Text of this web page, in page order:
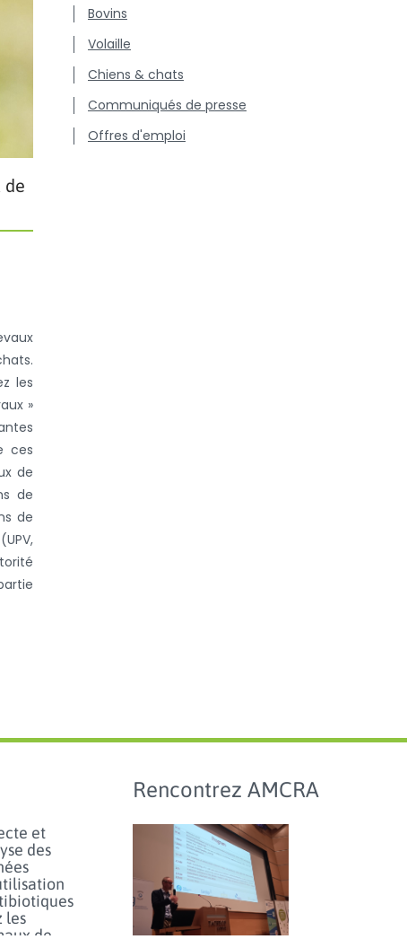
de
les
»
ces
de
de
de
Bovins
Volaille
Chiens & chats
Communiqués de presse
Offres d'emploi
et
des
les
de
Rencontrez AMCRA